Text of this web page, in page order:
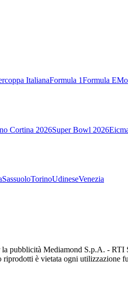
ItalianaFormula 1Formula E
Cortina 2026Super Bowl 2026
SassuoloTorinoUdineseVenezia
pubblicità Mediamond S.p.A. - RTI
è vietata ogni utilizzazione